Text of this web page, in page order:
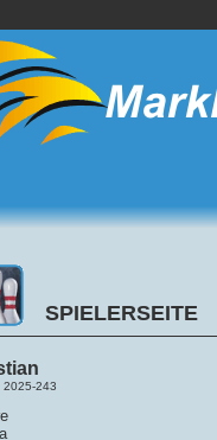
SPIELERSEITE
2025-243